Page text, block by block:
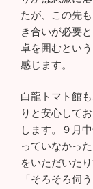
たが、この先
き合いが必要
卓を囲むとい
感じます。
白龍トマト館
りと安心して
します。９月
っていなかっ
をいただいた
「そろそろ伺う